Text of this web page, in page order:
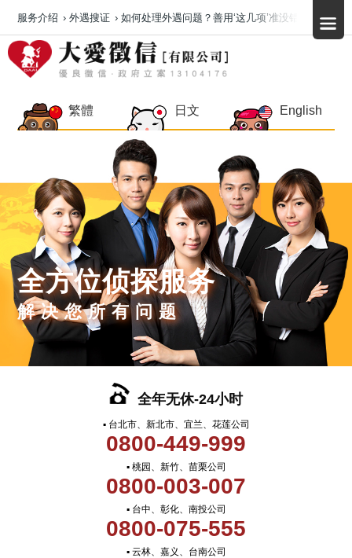
繁體 日文 English
全方位侦探服务
解决您所有问题
全年无休-24小时
▪ 台北市、新北市、宜兰、花莲公司
0800-449-999
▪ 桃园、新竹、苗栗公司
0800-003-007
▪ 台中、彰化、南投公司
0800-075-555
▪ 云林、嘉义、台南公司
服务介绍 › 外遇搜证 › 如何处理外遇问题？善用‘这几项’准没错